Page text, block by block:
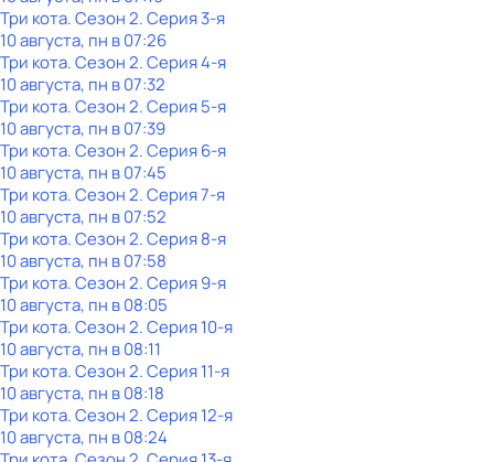
Три кота. Сезон 2. Серия 3-я
10 августа, пн в 07:26
Три кота. Сезон 2. Серия 4-я
10 августа, пн в 07:32
Три кота. Сезон 2. Серия 5-я
10 августа, пн в 07:39
Три кота. Сезон 2. Серия 6-я
10 августа, пн в 07:45
Три кота. Сезон 2. Серия 7-я
10 августа, пн в 07:52
Три кота. Сезон 2. Серия 8-я
10 августа, пн в 07:58
Три кота. Сезон 2. Серия 9-я
10 августа, пн в 08:05
Три кота. Сезон 2. Серия 10-я
10 августа, пн в 08:11
Три кота. Сезон 2. Серия 11-я
10 августа, пн в 08:18
Три кота. Сезон 2. Серия 12-я
10 августа, пн в 08:24